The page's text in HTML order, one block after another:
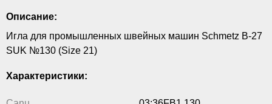
Описание:
Игла для промышленных швейных машин Schmetz B-27
SUK №130 (Size 21)
Характеристики: